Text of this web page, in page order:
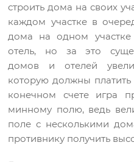
строить дома на своих
каждом участке в
дома на одном
отель, но за это
домов и отелей
которую должны
конечном счете игра
минному полю, ведь
поле с несколькими
противнику получить